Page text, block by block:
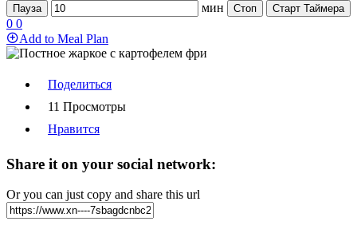
Пауза мин Стоп Старт Таймера
0 0
Add to Meal Plan
Поделиться
11 Просмотры
Нравится
Share it on your social network:
Or you can just copy and share this url